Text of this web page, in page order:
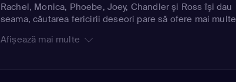
Rachel, Monica, Phoebe, Joey, Chandler şi Ross îşi dau
seama, căutarea fericirii deseori pare să ofere mai multe
împlinirea, ei au şi grijă unul de celălalt în timpul acestei
Afișează mai multe